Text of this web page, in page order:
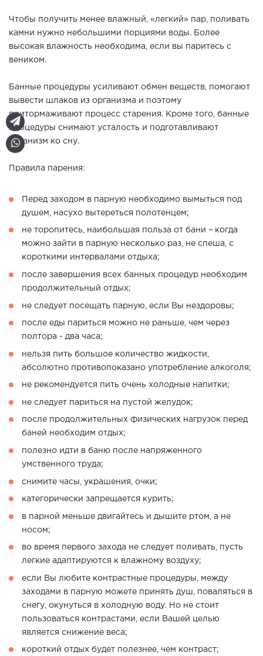
Чтобы получить менее влажный, «легкий» пар, поливать
камни нужно небольшими порциями воды. Более
высокая влажность необходима, если вы паритесь с
веником.
Банные процедуры усиливают обмен веществ, помогают
вывести шлаков из организма и поэтому
притормаживают процесс старения. Кроме того, банные
процедуры снимают усталость и подготавливают
организм ко сну.
Правила парения:
Перед заходом в парную необходимо вымыться под
душем, насухо вытереться полотенцем;
не торопитесь, наибольшая польза от бани – когда
можно зайти в парную несколько раз, не спеша, с
короткими интервалами отдыха;
после завершения всех банных процедур необходим
продолжительный отдых;
не следует посещать парную, если Вы нездоровы;
после еды париться можно не раньше, чем через
полтора - два часа;
нельзя пить большое количество жидкости,
абсолютно противопоказано употребление алкоголя;
не рекомендуется пить очень холодные напитки;
не следует париться на пустой желудок;
после продолжительных физических нагрузок перед
баней необходим отдых;
полезно идти в баню после напряженного
умственного труда;
снимите часы, украшения, очки;
категорически запрещается курить;
в парной меньше двигайтесь и дышите ртом, а не
носом;
во время первого захода не следует поливать, пусть
легкие адаптируются к влажному воздуху;
если Вы любите контрастные процедуры, между
заходами в парную можете принять душ, поваляться в
снегу, окунуться в холодную воду. Но не стоит
пользоваться контрастами, если Вашей целью
является снижение веса;
короткий отдых будет полезнее, чем контраст;